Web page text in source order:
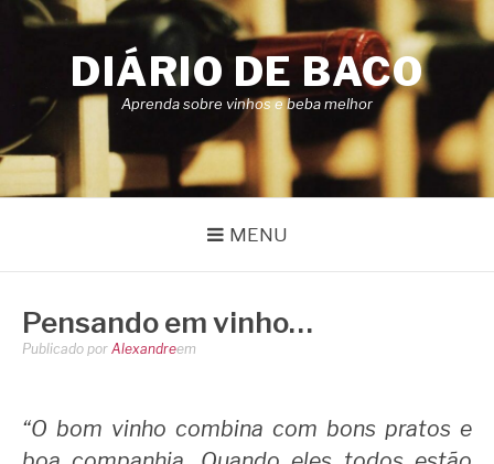
Pular
DIÁRIO DE BACO
Aprenda sobre vinhos e beba melhor
MENU
Pensando em vinho…
Publicado por Alexandreem
“O bom vinho combina com bons pratos e